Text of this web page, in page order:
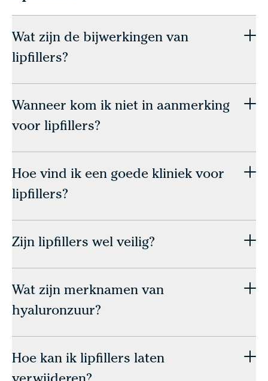
Wat zijn de bijwerkingen van
lipfillers?
Wanneer kom ik niet in aanmerking
voor lipfillers?
Hoe vind ik een goede kliniek voor
lipfillers?
Zijn lipfillers wel veilig?
Wat zijn merknamen van
hyaluronzuur?
Hoe kan ik lipfillers laten